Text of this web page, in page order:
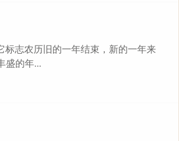
志农历旧的一年结束，新的一年来
盛的年...